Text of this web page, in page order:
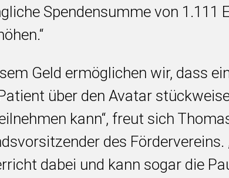
Spendensumme von 1.111
Geld ermöglichen wir, dass
über den Avatar
kann“, freut sich
des Fördervereins.
dabei und kann sogar die